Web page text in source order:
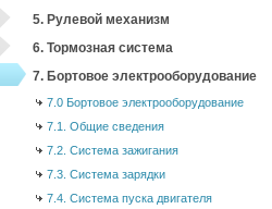
5. Рулевой механизм
6. Тормозная система
7. Бортовое электрооборудование
7.0 Бортовое электрооборудование
7.1. Общие сведения
7.2. Система зажигания
7.3. Система зарядки
7.4. Система пуска двигателя